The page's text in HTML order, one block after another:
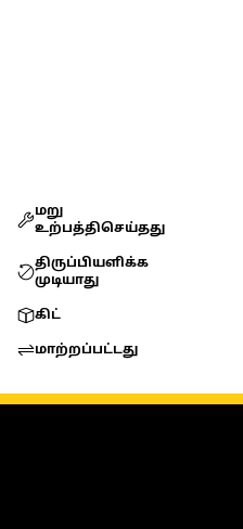
மறு
உற்பத்திசெய்தது
திருப்பியளிக்க
முடியாது
கிட்
மாற்றப்பட்டது